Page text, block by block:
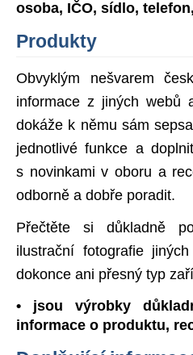
osoba, IČO, sídlo,
Produkty
Obvyklým nešvarem
informace z jiných webů
dokáže k němu sám
jednotlivé funkce a
s novinkami v oboru a
odborně a dobře poradit.
Přečtěte si důkladně
ilustrační fotografie
dokonce ani přesný typ
• jsou výrobky
informace o produktu,